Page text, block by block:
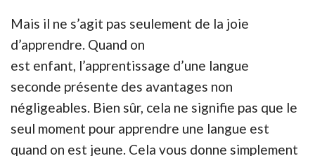
Mais il ne s’agit pas seulement de la joie
d’apprendre. Quand on
est enfant, l’apprentissage d’une langue
seconde présente des avantages non
négligeables. Bien sûr, cela ne signifie pas que le
seul moment pour apprendre une langue est
quand on est jeune. Cela vous donne simplement